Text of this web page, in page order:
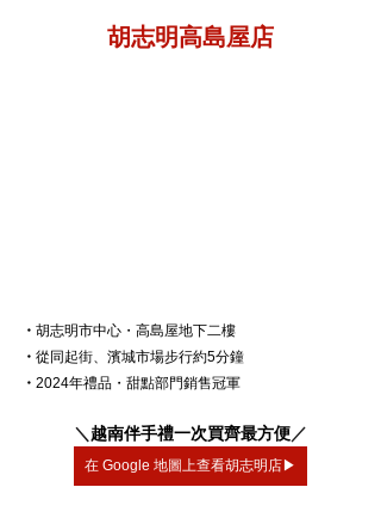
胡志明高島屋店
・ 胡志明市中心・高島屋地下二樓
・ 從同起街、濱城市場步行約5分鐘
・ 2024年禮品・甜點部門銷售冠軍
＼越南伴手禮一次買齊最方便／
在 Google 地圖上查看胡志明店▶